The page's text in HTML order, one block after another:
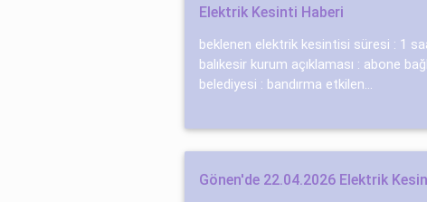
Elektrik Kesinti Haberi
beklenen elektrik kesintisi süresi : 1
balıkesir kurum açıklaması : abone
belediyesi : bandırma etkilen...
Gönen'de 22.04.2026 Elektrik